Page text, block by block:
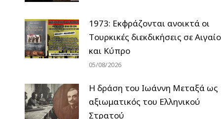
1973: Εκφράζονται ανοικτά οι
Tουρκικές διεκδικήσεις σε Αιγαίο
και Κύπρο
05/08/2026
H δράση του Ιωάννη Μεταξά ως
αξιωματικός του Ελληνικού
Στρατού